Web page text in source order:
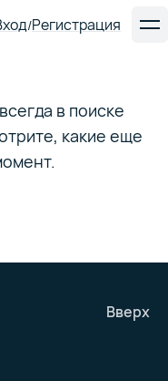
/Регистрация
в поиске
какие еще
Вверх